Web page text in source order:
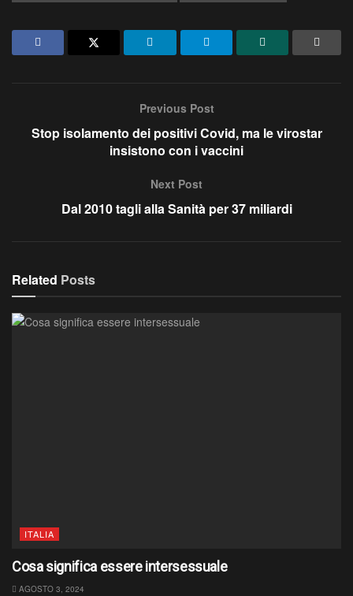
Previous Post
Stop isolamento dei positivi Covid, ma le virostar
insistono con i vaccini
Next Post
Dal 2010 tagli alla Sanità per 37 miliardi
Related Posts
ITALIA
Cosa significa essere intersessuale
AGOSTO 3, 2024